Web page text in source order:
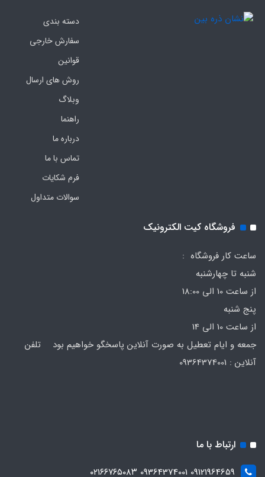
دسته بندی
سفارش خارجی
قوانین
روش های ارسال
وبلاگ
راهنما
درباره ما
تماس با ما
فرم‌ شکایات
سوالات متداول
فروشگاه کیت الکترونیک
ساعت کار فروشگاه :
شنبه تا چهارشنبه
از ساعت 10 الی 18:00
پنج شنبه
از ساعت 10 الی 14
جمعه و ایام تعطیل به صورت آنلاین پاسخگو خواهیم بود تلفن
ارتباط با ما
09121964659 09364374001 ۰۲۱۶۶۷۶۵۰۸۳